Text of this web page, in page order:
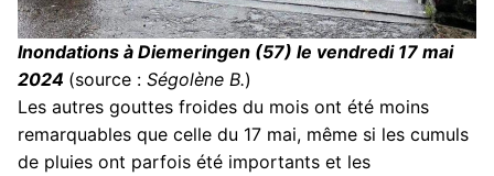
Inondations à Diemeringen (57) le vendredi 17 mai
2024 (source : Ségolène B.)
Les autres gouttes froides du mois ont été moins
remarquables que celle du 17 mai, même si les cumuls
de pluies ont parfois été importants et les